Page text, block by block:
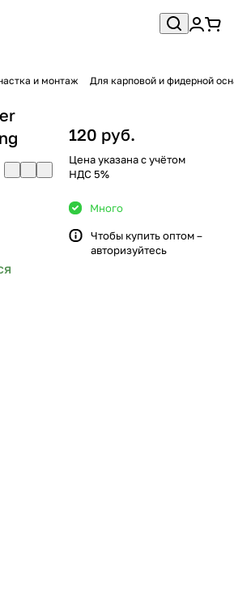
и монтаж Для карповой и фидерной
120 руб.
Цена указана с учётом
НДС 5%
Много
Чтобы купить оптом –
авторизуйтесь